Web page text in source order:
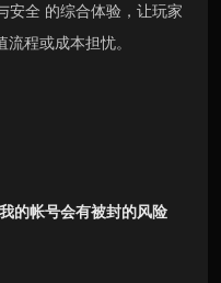
安全 的综合体验，让玩家
程或成本担忧。
的帐号会有被封的风险